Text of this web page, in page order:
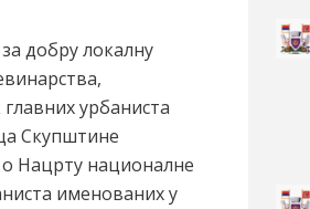
добру локалну
урбаниста
Скупштине
о Нацрту националне
именованих у